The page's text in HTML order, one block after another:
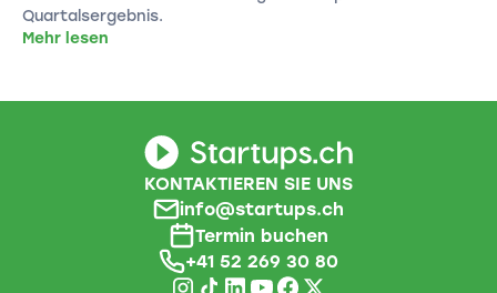
Quartalsergebnis.
Mehr lesen
KONTAKTIEREN SIE UNS
info@startups.ch
Termin buchen
+41 52 269 30 80